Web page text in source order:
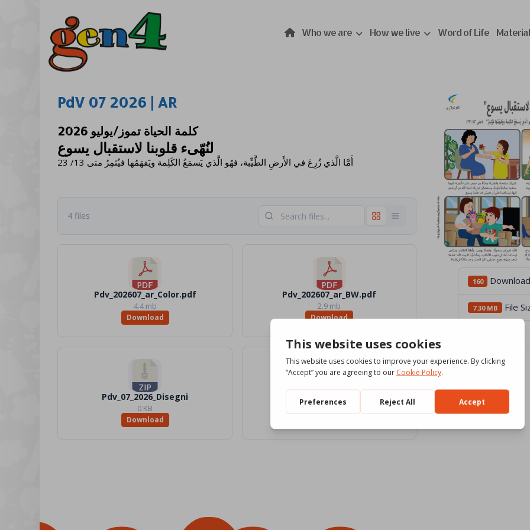
Who we are How we live Word of Life
PdV 07 2026 | AR
كلمة الحياة تموز/يوليو 2026
لنُهّىء قلوبنا لاستقبال يسوع
أَمَّا الَّذي زُرِعَ في الأَرضِ الطَّيِّبة، فهُو الَّذي يَسمَعُ الكَلِمة ويَفهَمُها فيُثمِرُ متى 13/ 23
4 files
Pdv_202607_ar_Color.pdf
4.4 mb
Download
Pdv_202607_ar_BW.pdf
2.9 mb
Download
Pdv_07_2026_Disegni
0 KB
Download
Pdv_07_2026_Traduttori
0 KB
160 Download
7.30 MB File